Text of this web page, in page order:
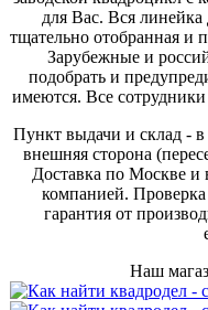
для Вас. Вся линейка
тщательно отобранная и
Зарубежные и
подобрать и
имеются. Все
Пункт выдачи и склад
внешняя сторона
Доставка по Москве и
компанией. Проверка
гарантия от
Наш